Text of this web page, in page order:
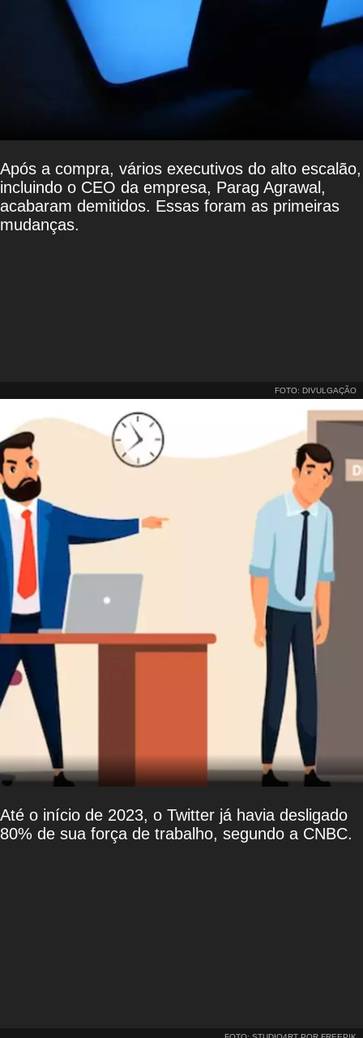
Após a compra, vários executivos do alto escalão,
incluindo o CEO da empresa, Parag Agrawal,
acabaram demitidos. Essas foram as primeiras
mudanças.
FOTO: DIVULGAÇÃO
Até o início de 2023, o Twitter já havia desligado
80% de sua força de trabalho, segundo a CNBC.